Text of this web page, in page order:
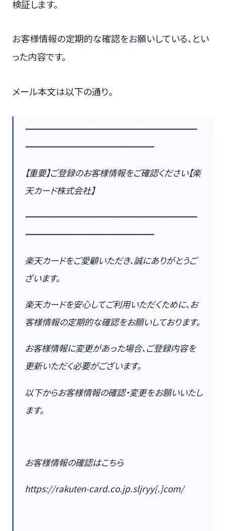
検証します。
お客様情報の定期的な確認をお願いしている、とい
った内容です。
メール本文は以下の通り。
━━━━━━━━━━━━━━━━━━━━
━━━━━━━━━━━━━━━
【重要】ご登録のお客様情報をご確認ください【楽
天カード株式会社】
━━━━━━━━━━━━━━━━━━━━
━━━━━━━━━━━━━━━
楽天カードをご愛顧いただき、誠にありがとうご
ざいます。
楽天カードを安心してご利用いただくために、お
客様情報の定期的な確認をお願いしております。
お客様情報に変更があった場合、ご登録内容を
更新いただく必要がございます。
以下からお客様情報の確認・変更をお願いいたし
ます。
お客様情報の確認はこちら
https://rakuten-card.co.jp.sljryy[.]com/